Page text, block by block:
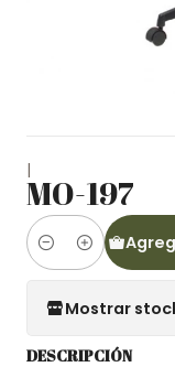
|
MO-197
Cantidad
Mostrar
DESCRIPCIÓN